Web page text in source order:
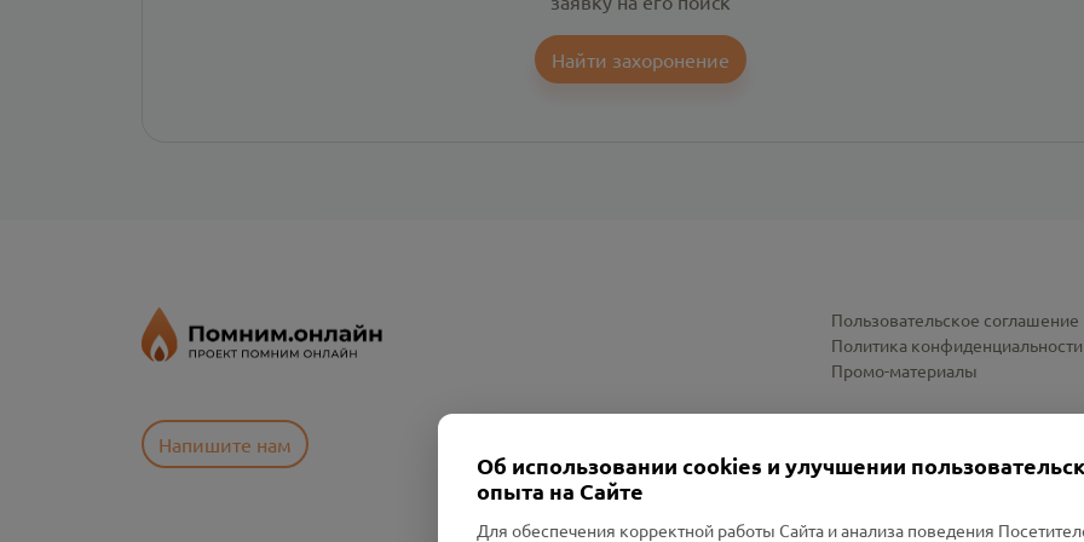
Найти захоронение
Напишите нам
Пользовательское соглашение
Политика конфиденциальности
Промо-материалы
Об использовании cookies и улучшении
опыта на Сайте
Для обеспечения корректной работы Сайта и анализа поведения